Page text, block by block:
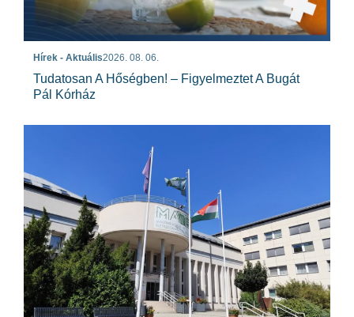
Hírek - Aktuális2026. 08. 06.
Tudatosan A Hőségben! – Figyelmeztet A Bugát
Pál Kórház